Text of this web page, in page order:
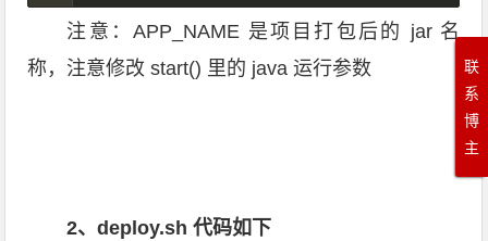
注意：APP_NAME 是项目打包后的 jar 名
称，注意修改 start() 里的 java 运行参数
2、deploy.sh 代码如下
联
系
博
主